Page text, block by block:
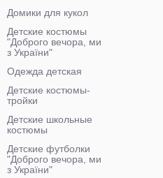
Домики для кукол
Детские костюмы
"Доброго вечора, ми
з України"
Одежда детская
Детские костюмы-
тройки
Детские школьные
костюмы
Детские футболки
"Доброго вечора, ми
з України"